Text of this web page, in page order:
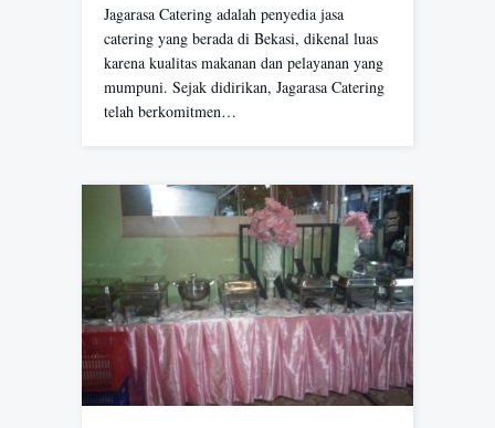
Jagarasa Catering adalah penyedia jasa
catering yang berada di Bekasi, dikenal luas
karena kualitas makanan dan pelayanan yang
mumpuni. Sejak didirikan, Jagarasa Catering
telah berkomitmen…